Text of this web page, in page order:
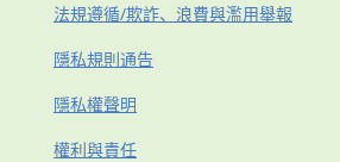
法規遵循/欺詐、浪費與濫用舉報
隱私規則通告
隱私權聲明
權利與責任